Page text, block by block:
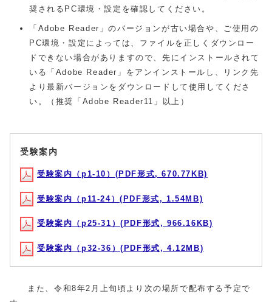
奨されるPC環境・設定を確認してください。
「Adobe Reader」のバージョンが古い場合や、ご使用の
PC環境・設定によっては、ファイルを正しくダウンロー
ドできない場合がありますので、先にインストールされて
いる「Adobe Reader」をアンインストールし、リンク先
より最新バージョンをダウンロードして使用してくださ
い。（推奨「Adobe Reader11」以上）
受験案内
受験案内（p1-10）(PDF形式, 670.77KB)
受験案内（p11-24）(PDF形式, 1.54MB)
受験案内（p25-31）(PDF形式, 966.16KB)
受験案内（p32-36）(PDF形式, 4.12MB)
また、令和8年2月上旬頃より次の場所で配布する予定で